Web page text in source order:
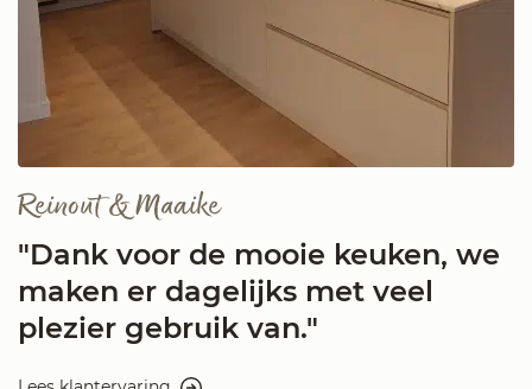
Reinout & Maaike
"Dank voor de mooie keuken, we
maken er dagelijks met veel
plezier gebruik van."